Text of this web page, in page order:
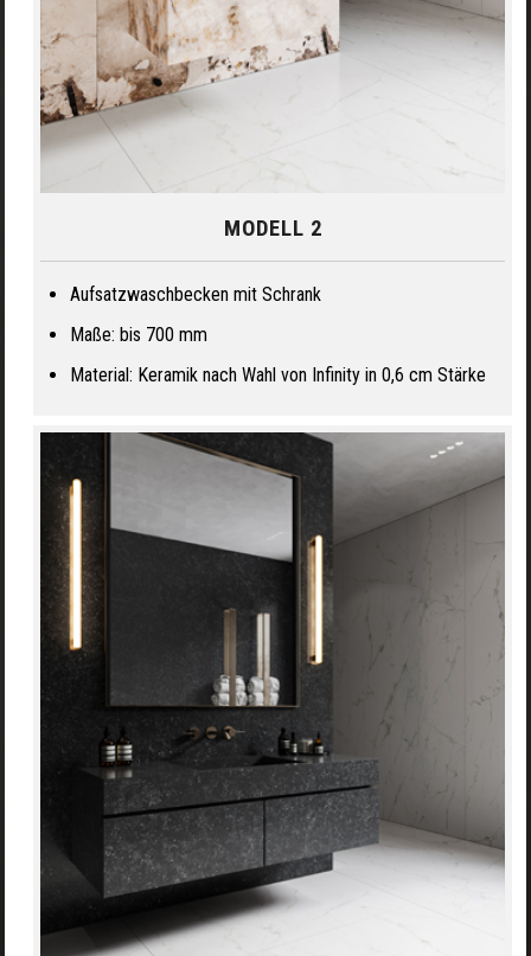
MODELL 2
Aufsatzwaschbecken mit Schrank
Maße: bis 700 mm
Material: Keramik nach Wahl von Infinity in 0,6 cm Stärke